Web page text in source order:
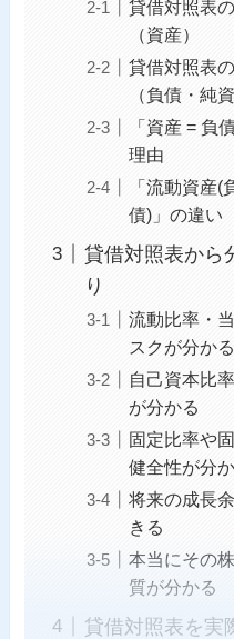
貸借対照表
（資産）
貸借対照表
（負債・純
「資産 = 負
理由
「流動資産(
債)」の違い
貸借対照表から
り
流動比率・
スクが分かる
自己資本比
が分かる
固定比率や
健全性が分
将来の成長
きる
本当にその
質が分かる
貸借対照表を実